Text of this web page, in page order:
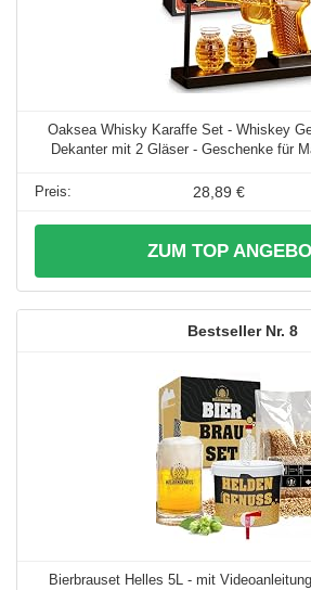
Oaksea Whisky Karaffe Set - Whiskey
Dekanter mit 2 Gläser - Geschenke für
28,89 €
ZUM TOP
8
Bierbrauset Helles 5L - mit